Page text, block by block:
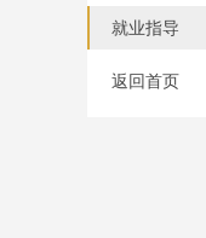
就业指导
返回首页